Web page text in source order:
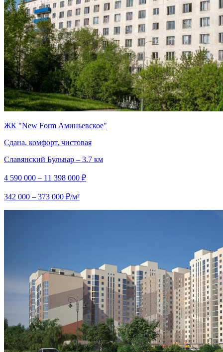
ЖК "New Form Аминьевское"
Сдана, комфорт, чистовая
Славянский Бульвар – 3.7 км
4 590 000 – 11 398 000 ₽
342 000 – 373 000 ₽/м²